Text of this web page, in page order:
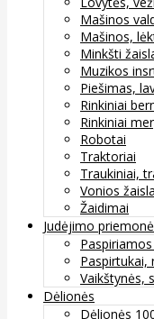
Mašinos
Mašinos,
Minkšti
Muzikos
Piešimas,
Rinkiniai
Rinkiniai
Robotai
Traktoriai
Traukiniai,
Vonios
Žaidimai
Judėjimo
Paspirtukai,
Vaikštynės,
Dėlionės
Dėlionės